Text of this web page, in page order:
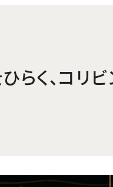
らく、コリ